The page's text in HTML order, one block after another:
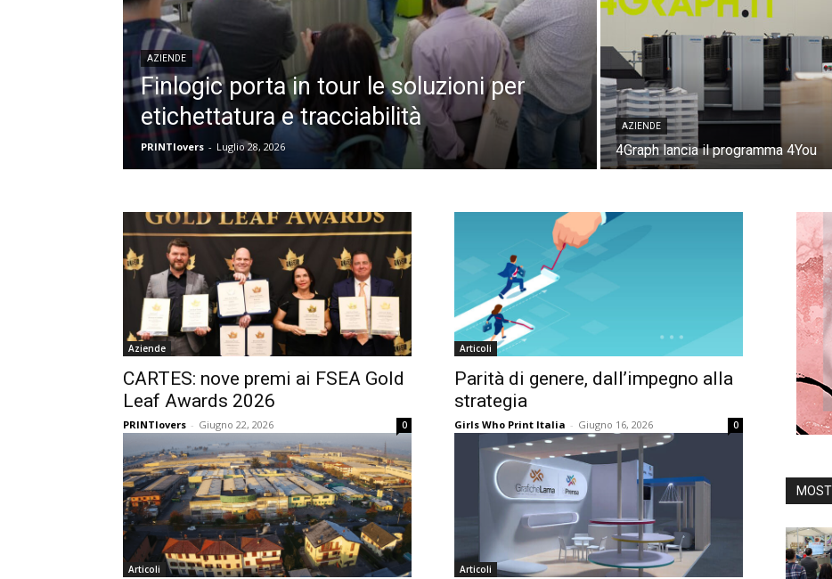
AZIENDE
Finlogic porta in tour le soluzioni per
etichettatura e tracciabilità
PRINTlovers - Luglio 28, 2026
AZIENDE
4Graph lancia il programma 4You
Aziende
CARTES: nove premi ai FSEA Gold
Leaf Awards 2026
PRINTlovers - Giugno 22, 2026 0
Articoli
Parità di genere, dall’impegno alla
strategia
Girls Who Print Italia - Giugno 16, 2026 0
Articoli Articoli